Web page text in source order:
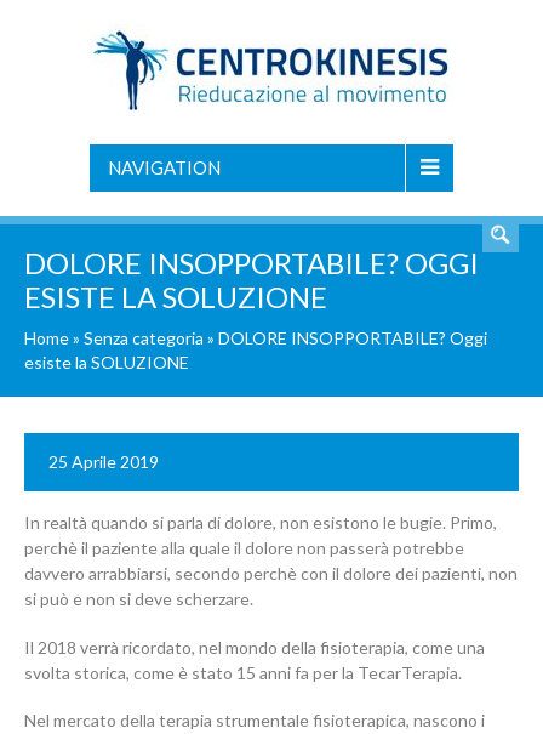
NAVIGATION
DOLORE INSOPPORTABILE? OGGI
ESISTE LA SOLUZIONE
Home» Senza categoria » DOLORE INSOPPORTABILE? Oggi
esiste la SOLUZIONE
25 Aprile 2019
In realtà quando si parla di dolore, non esistono le bugie. Primo,
perchè il paziente alla quale il dolore non passerà potrebbe
davvero arrabbiarsi, secondo perchè con il dolore dei pazienti, non
si può e non si deve scherzare.
Il 2018 verrà ricordato, nel mondo della fisioterapia, come una
svolta storica, come è stato 15 anni fa per la TecarTerapia.
Nel mercato della terapia strumentale fisioterapica, nascono i